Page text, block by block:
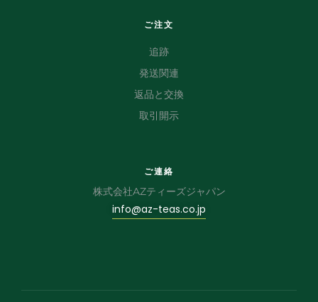
ご注文
追跡
発送関連
返品と交換
取引開示
ご連絡
株式会社AZティーズジャパン
info@az-teas.co.jp